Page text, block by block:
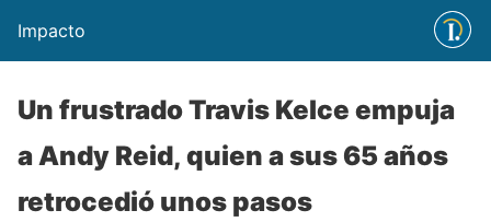
Impacto
Un frustrado Travis Kelce empuja
a Andy Reid, quien a sus 65 años
retrocedió unos pasos